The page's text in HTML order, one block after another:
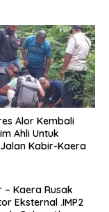
Alor Kembali
Kabir-Kaera
– Kaera Rusak
Eksternal .IMP2